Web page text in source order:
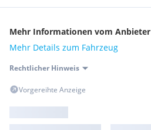
Mehr Informationen vom Anbieter
Mehr Details zum Fahrzeug
Rechtlicher Hinweis
Vorgereihte Anzeige